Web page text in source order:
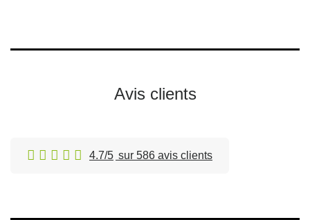
Avis clients
4.7/5 sur 586 avis clients